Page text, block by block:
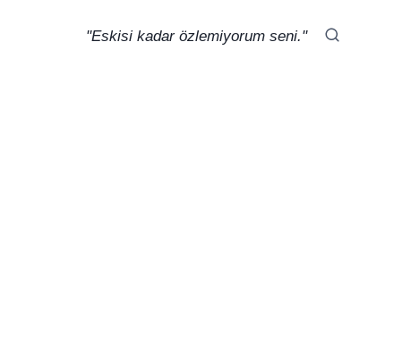
"Eskisi kadar özlemiyorum seni."